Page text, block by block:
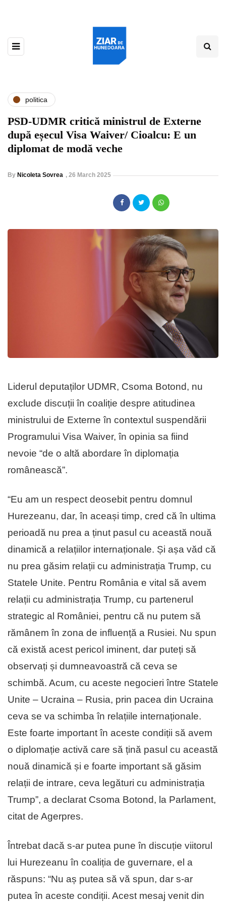
politica
PSD-UDMR critică ministrul de Externe
după eșecul Visa Waiver/ Cioalcu: E un
diplomat de modă veche
By Nicoleta Sovrea , 26 March 2025
Liderul deputaților UDMR, Csoma Botond, nu
exclude discuții în coaliție despre atitudinea
ministrului de Externe în contextul suspendării
Programului Visa Waiver, în opinia sa fiind
nevoie “de o altă abordare în diplomația
românească”.
“Eu am un respect deosebit pentru domnul
Hurezeanu, dar, în aceași timp, cred că în ultima
perioadă nu prea a ținut pasul cu această nouă
dinamică a relațiilor internaționale. Și așa văd că
nu prea găsim relații cu administrația Trump, cu
Statele Unite. Pentru România e vital să avem
relații cu administrația Trump, cu partenerul
strategic al României, pentru că nu putem să
rămânem în zona de influență a Rusiei. Nu spun
că există acest pericol iminent, dar puteți să
observați și dumneavoastră că ceva se
schimbă. Acum, cu aceste negocieri între Statele
Unite – Ucraina – Rusia, prin pacea din Ucraina
ceva se va schimba în relațiile internaționale.
Este foarte important în aceste condiții să avem
o diplomație activă care să țină pasul cu această
nouă dinamică și e foarte important să găsim
relații de intrare, ceva legături cu administrația
Trump”, a declarat Csoma Botond, la Parlament,
citat de Agerpres.
Întrebat dacă s-ar putea pune în discuție viitorul
lui Hurezeanu în coaliția de guvernare, el a
răspuns: “Nu aș putea să vă spun, dar s-ar
putea în aceste condiții. Acest mesaj venit din